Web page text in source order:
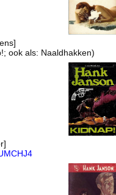
ook als: Naaldhakken)